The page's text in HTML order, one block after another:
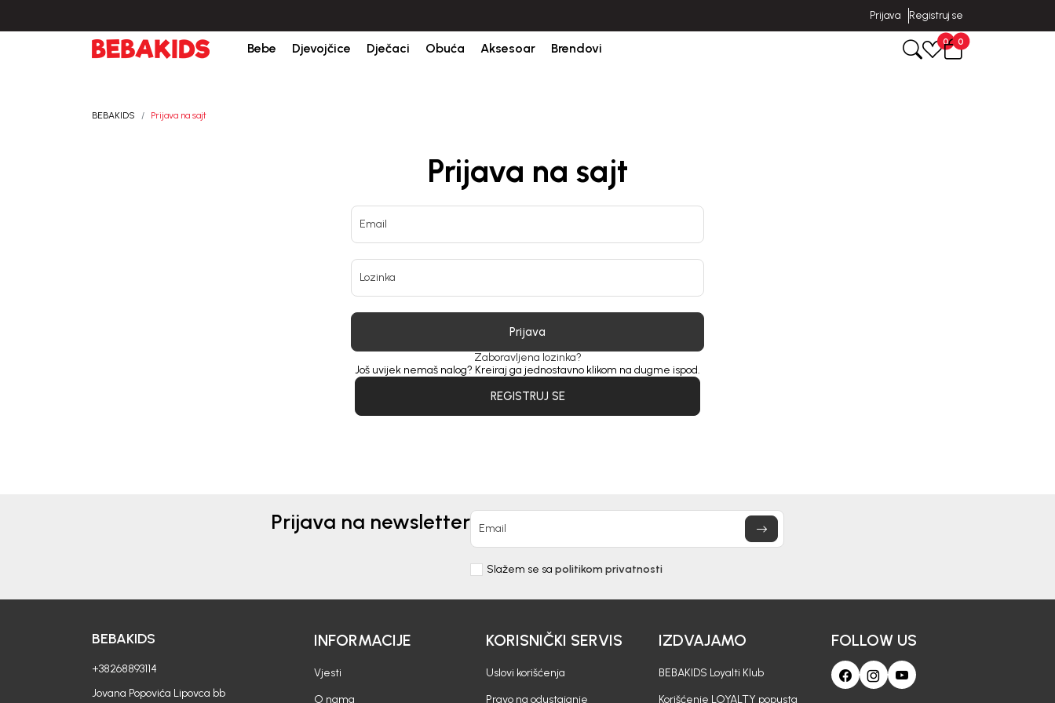
Prijava Registruj se
Bebe Djevojčice Dječaci Obuća Aksesoar Brendovi 0 0
BEBAKIDS Prijava na sajt
Prijava na sajt
Email
Lozinka
Prijava
Zaboravljena lozinka?
Još uvijek nemaš nalog? Kreiraj ga jednostavno klikom na dugme ispod.
REGISTRUJ SE
Prijava na newsletter Email
Slažem se sa politikom privatnosti
BEBAKIDS
+38268893114
Jovana Popovića Lipovca bb
INFORMACIJE
Vjesti
O nama
KORISNIČKI SERVIS
Uslovi korišćenja
Pravo na odustajanje
IZDVAJAMO
BEBAKIDS Loyalti Klub
Korišćenje LOYALTY popusta
FOLLOW US